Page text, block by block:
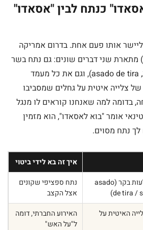
כנתח לבין "אסאדו"
ליישר אותו פעם אחת. בדרום אמריקה
המילה "אסאדו" (Asado) מתארת שני דברים שונים: גם נתח בשר
ספציפי (רצועת הצלעות, asado de tira), וגם את כל מעמד
צלייה איטית על גחלים שמסביבו
בדומה למה שאנחנו קוראים לו מנגל
אומר "בוא לאסאדו", הוא מזמין
נתח מסוים.
איך זה בא לידי ביטוי
רצועת צלעות בקר (asado
de tira /
נתח ספציפי שקונים
אצל הקצב
האיטית על
האירוע החברתי, דומה
ל"על האש"